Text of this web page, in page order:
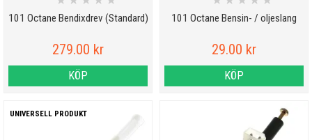
101 Octane Bendixdrev (Standard)
279.00 kr
KÖP
101 Octane Bensin- / oljeslang
29.00 kr
KÖP
UNIVERSELL PRODUKT